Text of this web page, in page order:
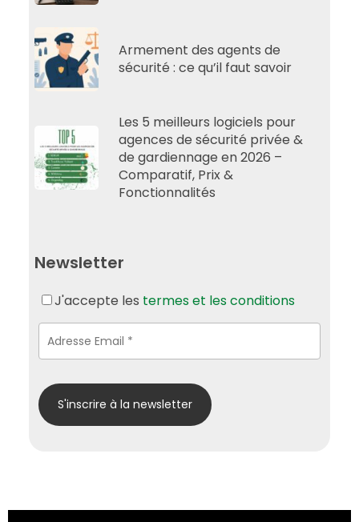
Armement des agents de
sécurité : ce qu’il faut savoir
Les 5 meilleurs logiciels pour
agences de sécurité privée &
de gardiennage en 2026 –
Comparatif, Prix &
Fonctionnalités
Newsletter
J'accepte les termes et les conditions